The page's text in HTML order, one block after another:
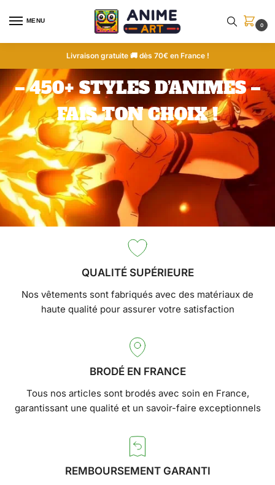
MENU
0
Livraison gratuite 🚚 dès 70€ en France !
– 450+ STYLES D’ANIMES –
FAIS TON CHOIX !
QUALITÉ SUPÉRIEURE
Nos vêtements sont fabriqués avec des matériaux de
haute qualité pour assurer votre satisfaction
BRODÉ EN FRANCE
Tous nos articles sont brodés avec soin en France,
garantissant une qualité et un savoir-faire exceptionnels
REMBOURSEMENT GARANTI